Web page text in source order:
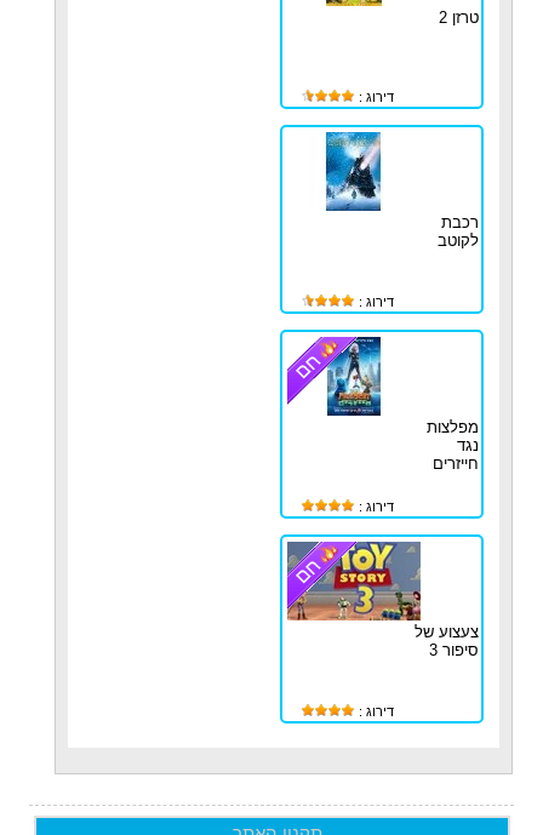
טרזן 2
דירוג :
רכבת
לקוטב
דירוג :
מפלצות
נגד
חייזרים
דירוג :
צעצוע של
סיפור 3
דירוג :